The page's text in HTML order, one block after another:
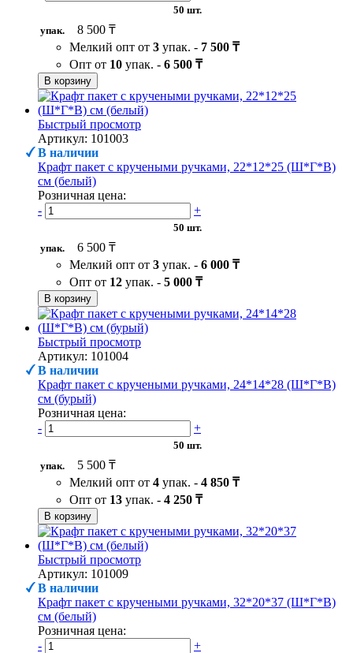
50 шт.
упак.
8 500 ₸
Мелкий опт от 3 упак. - 7 500 ₸
Опт от 10 упак. - 6 500 ₸
В корзину
Быстрый просмотр
Артикул: 101003
В наличии
Крафт пакет с кручеными ручками, 22*12*25 (Ш*Г*В)
см (белый)
Розничная цена:
-
+
50 шт.
упак.
6 500 ₸
Мелкий опт от 3 упак. - 6 000 ₸
Опт от 12 упак. - 5 000 ₸
В корзину
Быстрый просмотр
Артикул: 101004
В наличии
Крафт пакет с кручеными ручками, 24*14*28 (Ш*Г*В)
см (бурый)
Розничная цена:
-
+
50 шт.
упак.
5 500 ₸
Мелкий опт от 4 упак. - 4 850 ₸
Опт от 13 упак. - 4 250 ₸
В корзину
Быстрый просмотр
Артикул: 101009
В наличии
Крафт пакет с кручеными ручками, 32*20*37 (Ш*Г*В)
см (белый)
Розничная цена:
-
+